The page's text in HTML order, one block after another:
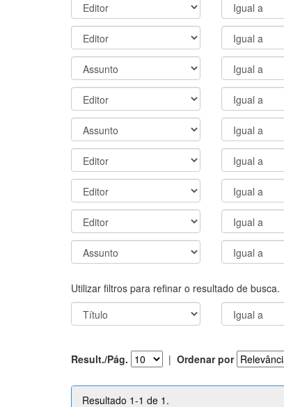
Utilizar filtros para refinar o resultado de busca.
Result./Pág. | Ordenar por
Resultado 1-1 de 1.